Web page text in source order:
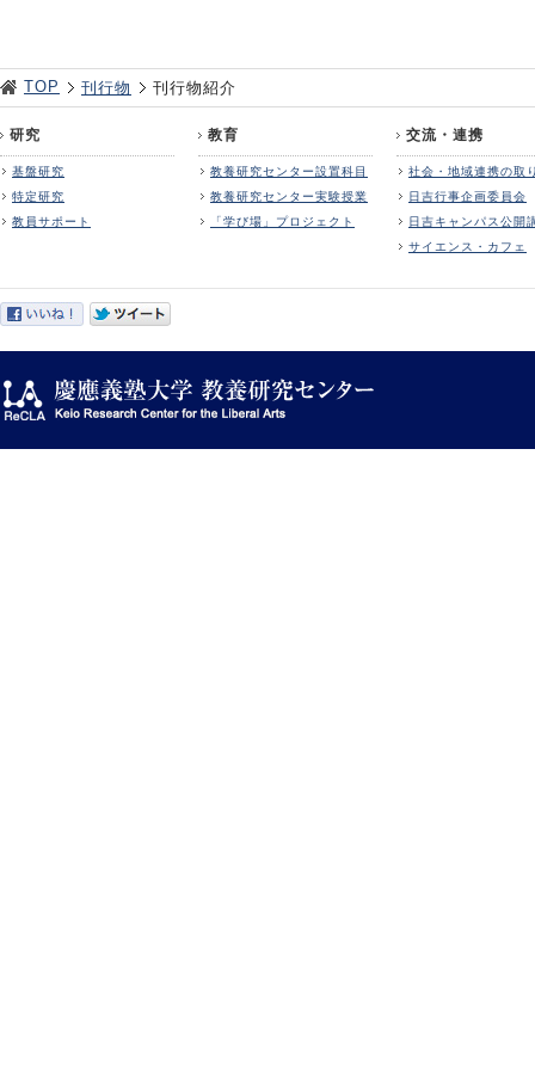
TOP 刊行物 刊行物紹介
研究
基盤研究
特定研究
教員サポート
教育
教養研究センター設置科目
教養研究センター実験授業
「学び場」プロジェクト
交流・連携
社会・地域連携の取
日吉行事企画委員会
日吉キャンパス公開
サイエンス・カフェ